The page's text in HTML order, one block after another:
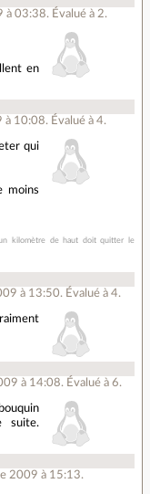
à 03:38. Évalué à 2.
en
à 10:08. Évalué à 4.
qui
moins
kilomètre de haut doit quitter le
à 13:50. Évalué à4.
à 14:08. Évalué à 6.
suite.
2009 à 15:13.